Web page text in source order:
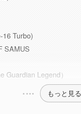
16 Turbo)
SAMUS
Guardian Legend）
もっと見る